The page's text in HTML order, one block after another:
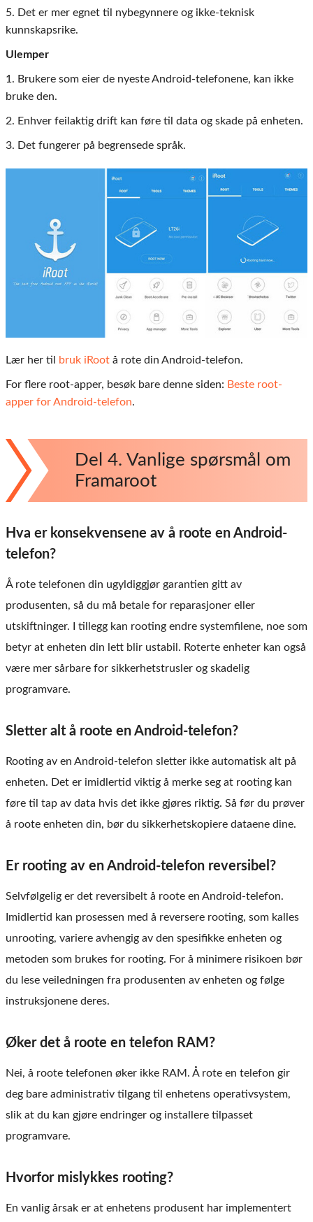
5. Det er mer egnet til nybegynnere og ikke-teknisk
kunnskapsrike.
Ulemper
1. Brukere som eier de nyeste Android-telefonene, kan ikke
bruke den.
2. Enhver feilaktig drift kan føre til data og skade på enheten.
3. Det fungerer på begrensede språk.
Lær her til bruk iRoot å rote din Android-telefon.
For flere root-apper, besøk bare denne siden: Beste root-
apper for Android-telefon.
Del 4. Vanlige spørsmål om
Framaroot
Hva er konsekvensene av å roote en Android-
telefon?
Å rote telefonen din ugyldiggjør garantien gitt av
produsenten, så du må betale for reparasjoner eller
utskiftninger. I tillegg kan rooting endre systemfilene, noe som
betyr at enheten din lett blir ustabil. Roterte enheter kan også
være mer sårbare for sikkerhetstrusler og skadelig
programvare.
Sletter alt å roote en Android-telefon?
Rooting av en Android-telefon sletter ikke automatisk alt på
enheten. Det er imidlertid viktig å merke seg at rooting kan
føre til tap av data hvis det ikke gjøres riktig. Så før du prøver
å roote enheten din, bør du sikkerhetskopiere dataene dine.
Er rooting av en Android-telefon reversibel?
Selvfølgelig er det reversibelt å roote en Android-telefon.
Imidlertid kan prosessen med å reversere rooting, som kalles
unrooting, variere avhengig av den spesifikke enheten og
metoden som brukes for rooting. For å minimere risikoen bør
du lese veiledningen fra produsenten av enheten og følge
instruksjonene deres.
Øker det å roote en telefon RAM?
Nei, å roote telefonen øker ikke RAM. Å rote en telefon gir
deg bare administrativ tilgang til enhetens operativsystem,
slik at du kan gjøre endringer og installere tilpasset
programvare.
Hvorfor mislykkes rooting?
En vanlig årsak er at enhetens produsent har implementert